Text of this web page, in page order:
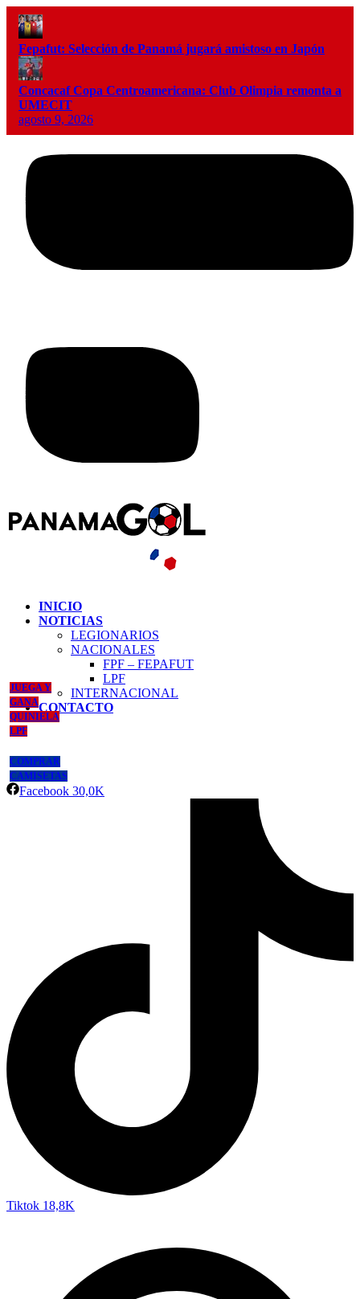
Fepafut: Selección de Panamá jugará amistoso en Japón
Concacaf Copa Centroamericana: Club Olimpia remonta a
UMECIT
agosto 9, 2026
INICIO
NOTICIAS
LEGIONARIOS
NACIONALES
FPF – FEPAFUT
LPF
INTERNACIONAL
CONTACTO
JUEGA Y
GANA
QUINIELA
LPF
COMPRAR
CAMISETAS
Facebook 30,0K
Tiktok 18,8K